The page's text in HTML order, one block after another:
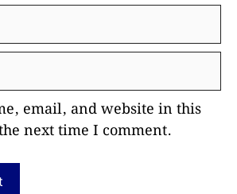
email, and website in this
next time I comment.